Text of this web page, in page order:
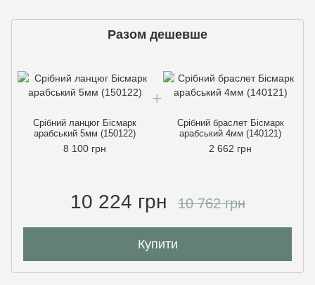
Разом дешевше
Срібний ланцюг Бісмарк
арабський 5мм (150122)
8 100 грн
Срібний браслет Бісмарк
арабський 4мм (140121)
2 662 грн
10 224 грн 10 762 грн
Купити